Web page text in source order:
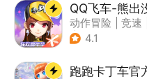
QQ飞车-熊出
动作冒险 竞速
| 漂移
4.1